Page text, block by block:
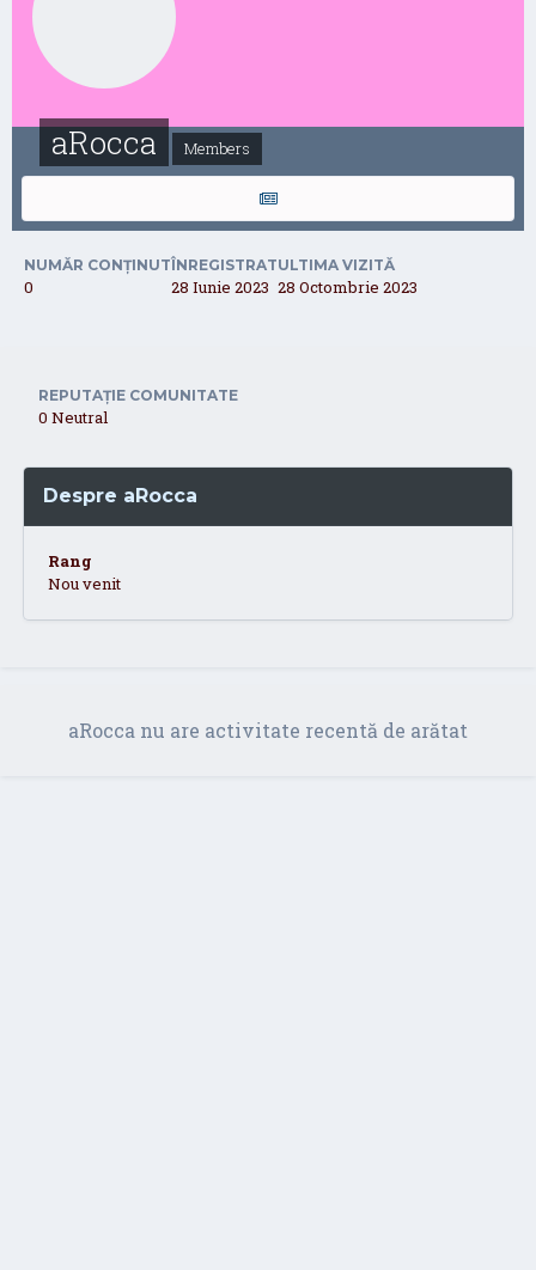
aRocca Members
NUMĂR CONȚINUT
0
ÎNREGISTRAT
28 Iunie 2023
ULTIMA VIZITĂ
28 Octombrie 2023
REPUTAȚIE COMUNITATE
0 Neutral
Despre aRocca
Rang
Nou venit
aRocca nu are activitate recentă de arătat